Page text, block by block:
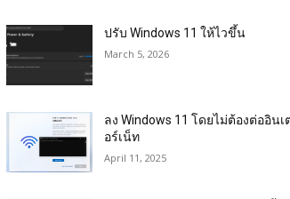
ปรับ Windows 11 ให้ไวขึ้น
March 5, 2026
ลง Windows 11 โดยไม่ต้องต่ออินเ
อร์เน็ท
April 11, 2025